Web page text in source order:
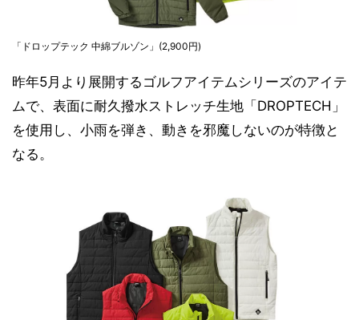
「ドロップテック 中綿ブルゾン」(2,900円)
昨年5月より展開するゴルフアイテムシリーズのアイテ
ムで、表面に耐久撥水ストレッチ生地「DROPTECH」
を使用し、小雨を弾き、動きを邪魔しないのが特徴と
なる。